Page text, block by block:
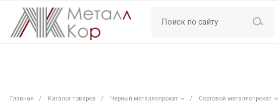
Главная / Каталог товаров / Черный металлопрокат / Сортовой металлопрокат